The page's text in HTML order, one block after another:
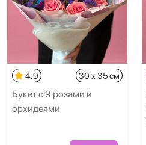
4.9 30 x 35 см
Букет с 9 розами и
орхидеями